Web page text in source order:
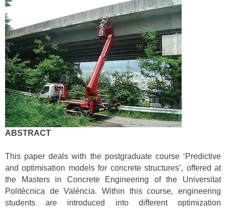
ABSTRACT
This paper deals with the postgraduate course ‘Predictive
and optimisation models for concrete structures’, offered at
the Masters in Concrete Engineering of the Universitat
Politècnica de València. Within this course, engineering
students are introduced into different optimization